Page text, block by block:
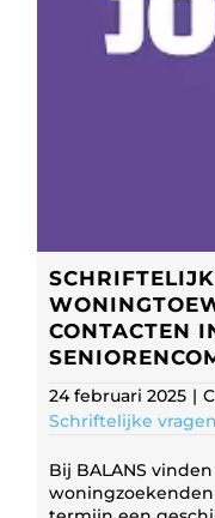
CONTACTEN
24 februari 2025 |
Schriftelijke vragen
Bij BALANS